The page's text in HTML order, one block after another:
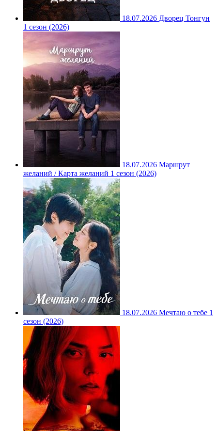
18.07.2026 Дворец Тонгун
1 сезон (2026)
18.07.2026 Маршрут
желаний / Карта желаний 1 сезон (2026)
18.07.2026 Мечтаю о тебе 1
сезон (2026)